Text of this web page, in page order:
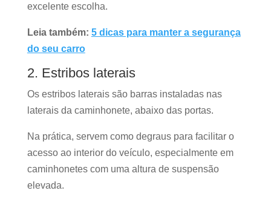
excelente escolha.
Leia também: 5 dicas para manter a segurança
do seu carro
2. Estribos laterais
Os estribos laterais são barras instaladas nas
laterais da caminhonete, abaixo das portas.
Na prática, servem como degraus para facilitar o
acesso ao interior do veículo, especialmente em
caminhonetes com uma altura de suspensão
elevada.